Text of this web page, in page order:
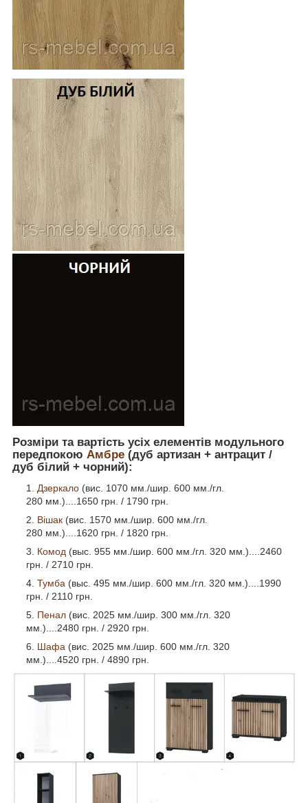
Розміри та вартість усіх елементів модульного
передпокою Амбре (дуб артизан + антрацит /
дуб білий + чорний):
Дзеркало (вис. 1070 мм./шир. 600 мм./гл.
280 мм.)....1650 грн. / 1790 грн.
Вішак (вис. 1570 мм./шир. 600 мм./гл.
280 мм.)....1620 грн. / 1820 грн.
Комод (выс. 955 мм./шир. 600 мм./гл. 320 мм.)....2460
грн. / 2710 грн.
Тумба (выс. 495 мм./шир. 600 мм./гл. 320 мм.)....1990
грн. / 2110 грн.
Пенал (вис. 2025 мм./шир. 300 мм./гл. 320
мм.)....2480 грн. / 2920 грн.
Шафа (вис. 2025 мм./шир. 600 мм./гл. 320
мм.)....4520 грн. / 4890 грн.